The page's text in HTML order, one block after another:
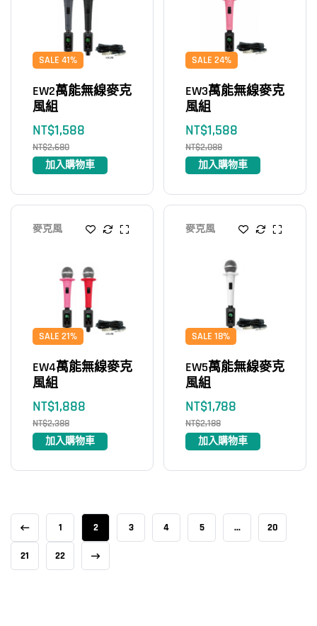
SALE 41%
EW2萬能無線麥克
風組
NT$2,680
NT$1,588
加入購物車
SALE 24%
EW3萬能無線麥克
風組
NT$2,088
NT$1,588
加入購物車
麥克風
SALE 21%
EW4萬能無線麥克
風組
NT$2,388
NT$1,888
加入購物車
麥克風
SALE 18%
EW5萬能無線麥克
風組
NT$2,188
NT$1,788
加入購物車
1 2 3 4 5 ... 20
21 22